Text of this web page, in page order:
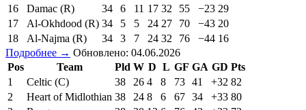
16
Damac (R) 34 6 11 17 32 55 −23 29
17
Al-Okhdood (R) 34 5 5 24 27 70 −43 20
18
Al-Najma (R) 34 3 7 24 32 76 −44 16
Подробнее → Обновлено: 04.06.2026
Pos
Team Pld W D L GF GA GD Pts
1
Celtic (C) 38 26 4 8 73 41 +32 82
2
Heart of Midlothian 38 24 8 6 67 34 +33 80